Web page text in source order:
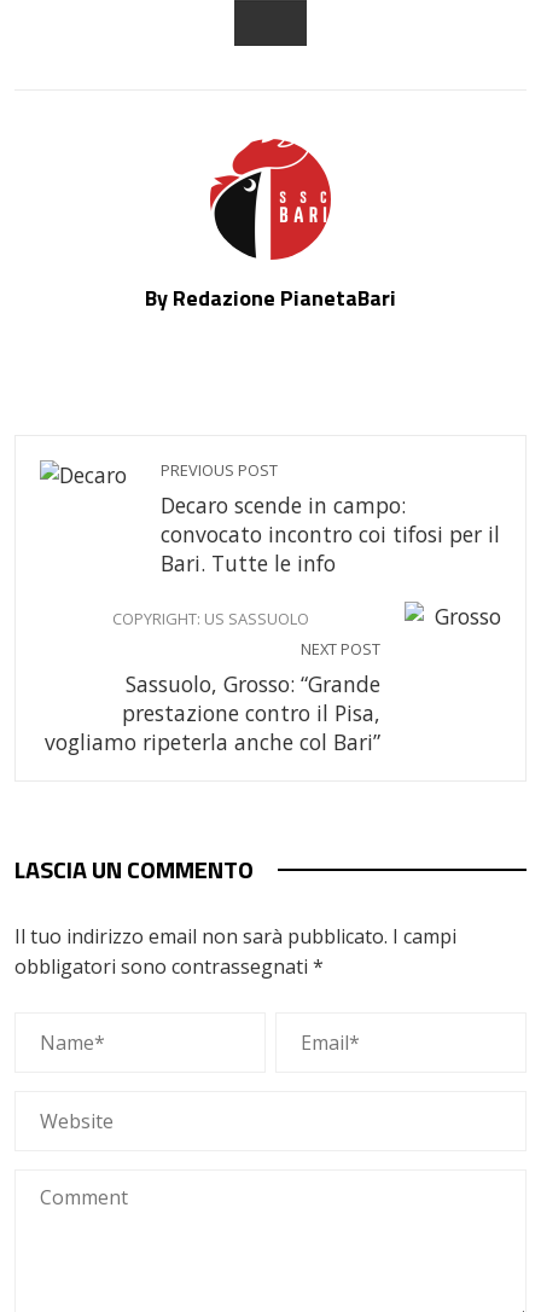
By Redazione PianetaBari
PREVIOUS POST
Decaro scende in campo:
convocato incontro coi tifosi per il
Bari. Tutte le info
COPYRIGHT: US SASSUOLO
NEXT POST
Sassuolo, Grosso: “Grande
prestazione contro il Pisa,
vogliamo ripeterla anche col Bari”
LASCIA UN COMMENTO
Il tuo indirizzo email non sarà pubblicato. I campi
obbligatori sono contrassegnati *